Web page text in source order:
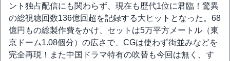
ント独占配信にも関わらず、現在も歴代1位に君臨！驚異
の総視聴回数136億回超を記録する大ヒットとなった。68
億円もの総製作費をかけ、セットは5万平方メートル（東
京ドーム1.08個分）の広さで、CGは使わず街並みなどを
完全再現！また中国ドラマ特有の吹替も今回は無く、す